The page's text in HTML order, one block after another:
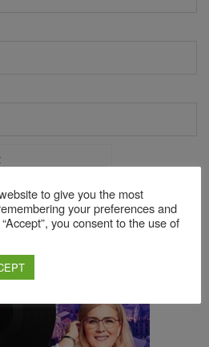
FriendlyCaptcha ⇗
pentru a reduce spamul.
tale
to give you the most
your preferences and
you consent to the use of